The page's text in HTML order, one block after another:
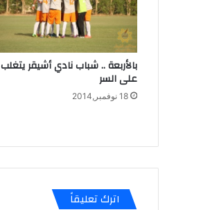
بالأربعة .. شباب نادي أشيقر يتغلب
على السر
18 نوفمبر,2014
اترك تعليقاً